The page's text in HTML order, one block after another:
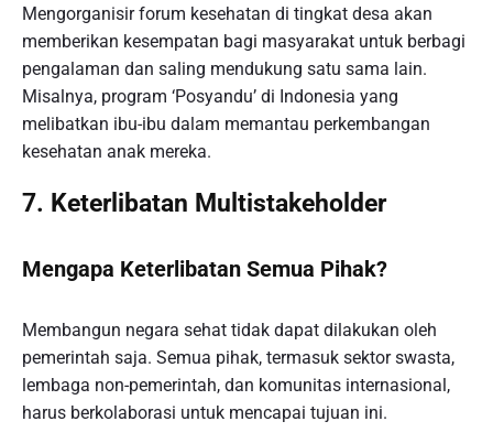
Mengorganisir forum kesehatan di tingkat desa akan
memberikan kesempatan bagi masyarakat untuk berbagi
pengalaman dan saling mendukung satu sama lain.
Misalnya, program ‘Posyandu’ di Indonesia yang
melibatkan ibu-ibu dalam memantau perkembangan
kesehatan anak mereka.
7. Keterlibatan Multistakeholder
Mengapa Keterlibatan Semua Pihak?
Membangun negara sehat tidak dapat dilakukan oleh
pemerintah saja. Semua pihak, termasuk sektor swasta,
lembaga non-pemerintah, dan komunitas internasional,
harus berkolaborasi untuk mencapai tujuan ini.